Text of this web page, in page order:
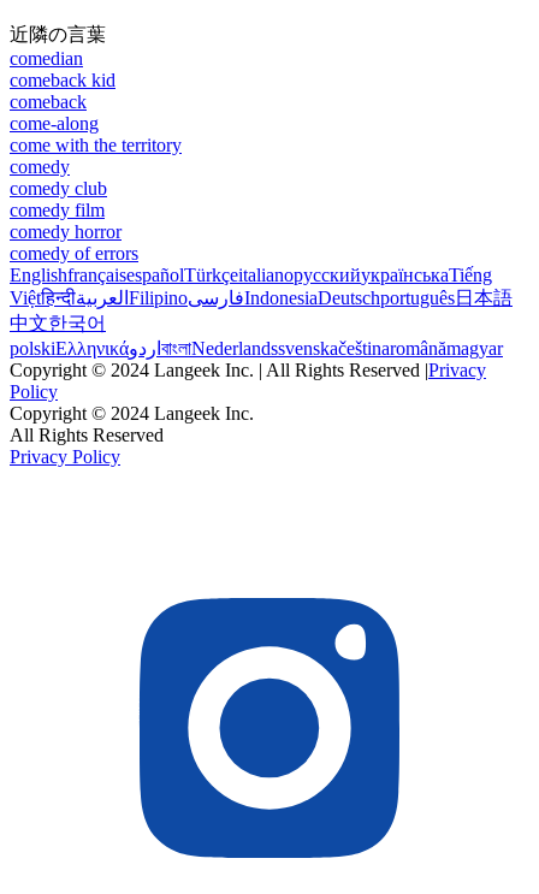
近隣の言葉
comedian
comeback kid
comeback
come-along
come with the territory
comedy
comedy club
comedy film
comedy horror
comedy of errors
EnglishfrançaisespañolTürkçeitalianoрусскийукраїнськаTiếng
Việtहिन्दीالعربية FilipinoفارسیIndonesiaDeutschportuguês日本語
中文한국어
polskiΕλληνικάاردو বাংলাNederlandssvenskačeštinaromânămagyar
Copyright © 2024 Langeek Inc. | All Rights Reserved |Privacy
Policy
Copyright © 2024 Langeek Inc.
All Rights Reserved
Privacy Policy